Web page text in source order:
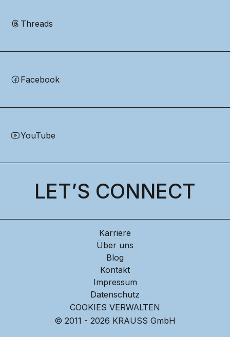
Threads
Facebook
YouTube
LET’S CONNECT
Karriere
Über uns
Blog
Kontakt
Impressum
Datenschutz
COOKIES VERWALTEN
© 2011 - 2026 KRAUSS GmbH